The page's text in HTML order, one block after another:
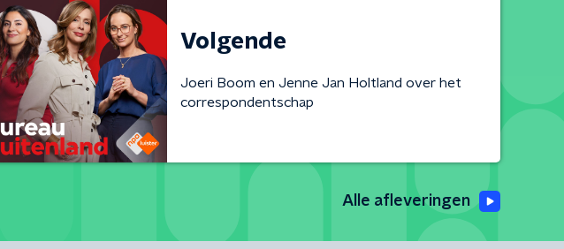
Volgende
Joeri Boom en Jenne Jan Holtland over het
correspondentschap
Alle afleveringen